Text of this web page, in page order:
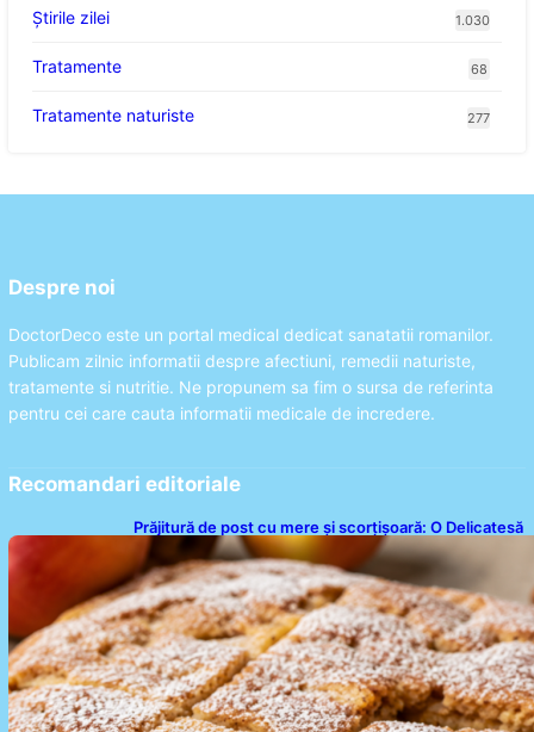
Știrile zilei 1.030
Tratamente 68
Tratamente naturiste 277
Despre noi
DoctorDeco este un portal medical dedicat sanatatii romanilor.
Publicam zilnic informatii despre afectiuni, remedii naturiste,
tratamente si nutritie. Ne propunem sa fim o sursa de referinta
pentru cei care cauta informatii medicale de incredere.
Recomandari editoriale
Prăjitură de post cu mere și scorțișoară: O Delicatesă
Dulce pentru Postul Adormirii Maicii Domnului